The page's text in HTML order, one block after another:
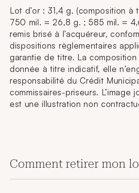
Lot d’or : 31,4 g. (composition à
750 mil. = 26,8 g. ; 585 mil. =
remis brisé à l’acquéreur,
dispositions règlementaires
garantie de titre. La
donnée à titre indicatif, elle
responsabilité du Crédit
commissaires-priseurs. L’image
est une illustration non
Comment retirer mon